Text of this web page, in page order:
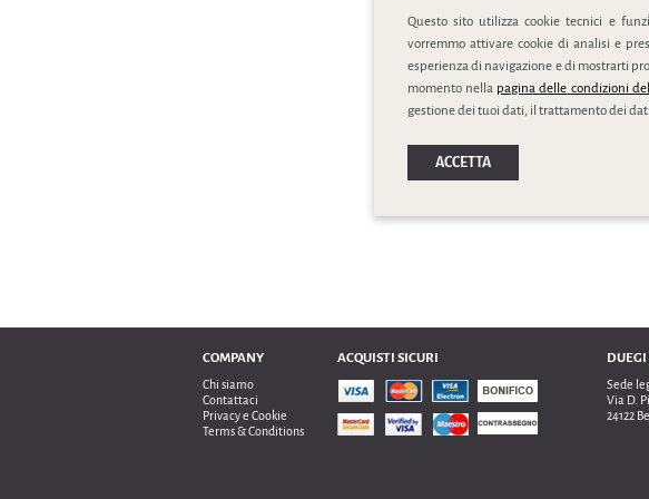
COMPANY
Chi siamo
Contattaci
Privacy e Cookie
Terms & Conditions
ACQUISTI SICURI DUEGI
Sede
Via D.
24122
Questo sito utilizza cookie tecnici e
vorremmo attivare cookie di analisi e
esperienza di navigazione e di mostrarti
momento nella pagina delle condizioni
gestione dei tuoi dati, il trattamento dei
ACCETTA